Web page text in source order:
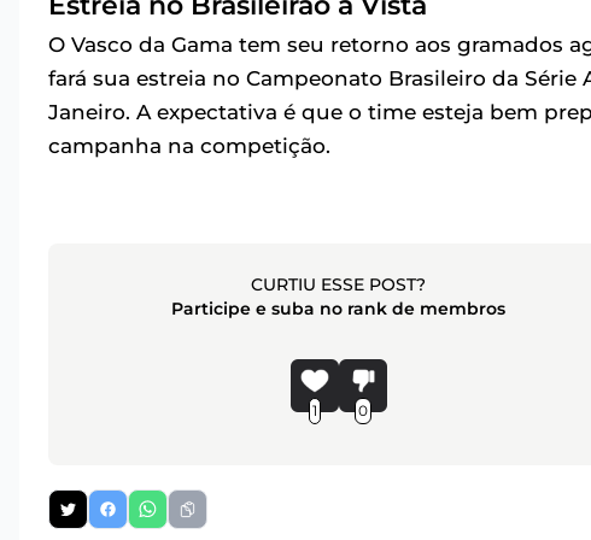
O Vasco da Gama tem seu retorno aos gramados
fará sua estreia no Campeonato Brasileiro da
Janeiro. A expectativa é que o time esteja bem
campanha na competição.
CURTIU ESSE POST?
Participe e suba no rank de membros
1 0